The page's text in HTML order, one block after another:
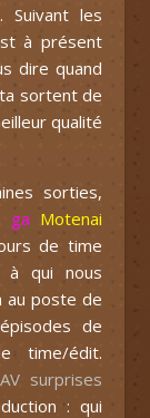
Suivant les
à présent
dire quand
sortent de
qualité
sorties,
ga Motenai
de time
à qui nous
au poste de
de
time/édit.
surprises
: qui